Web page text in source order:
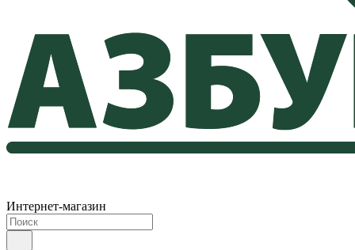
Интернет-магазин